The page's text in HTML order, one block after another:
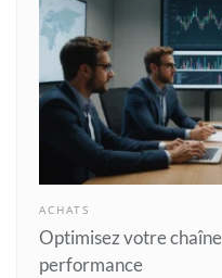
ACHATS
Optimisez votre
performance